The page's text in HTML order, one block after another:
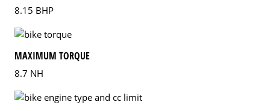
8.15 BHP
MAXIMUM TORQUE
8.7 NH